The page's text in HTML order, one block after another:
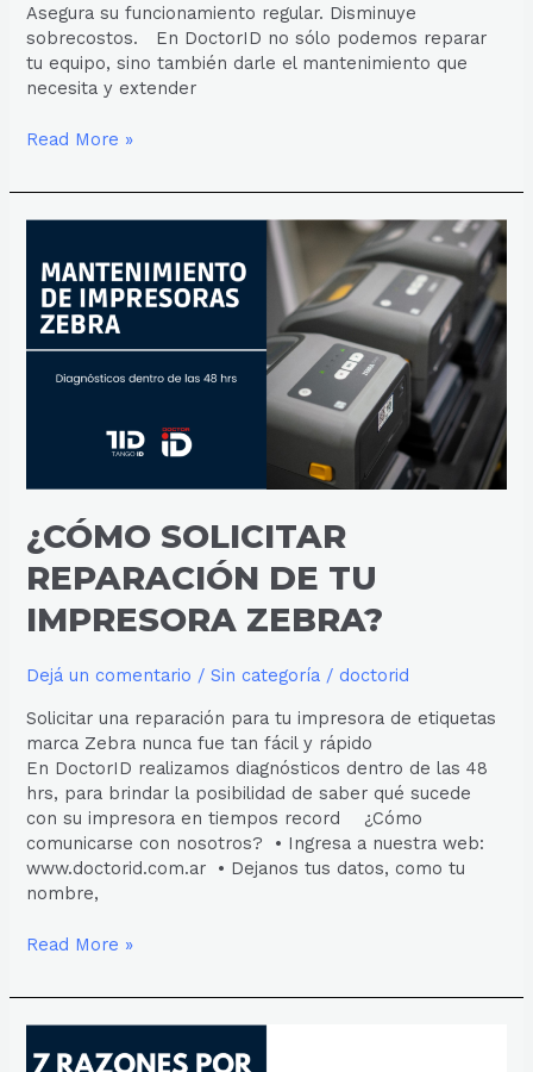
Asegura su funcionamiento regular. Disminuye
sobrecostos. En DoctorID no sólo podemos reparar
tu equipo, sino también darle el mantenimiento que
necesita y extender
Read More »
¿CÓMO SOLICITAR
REPARACIÓN DE TU
IMPRESORA ZEBRA?
Dejá un comentario /Sin categoría / doctorid
Solicitar una reparación para tu impresora de etiquetas
marca Zebra nunca fue tan fácil y rápido
En DoctorID realizamos diagnósticos dentro de las 48
hrs, para brindar la posibilidad de saber qué sucede
con su impresora en tiempos record ¿Cómo
comunicarse con nosotros? • Ingresa a nuestra web:
www.doctorid.com.ar • Dejanos tus datos, como tu
nombre,
REPARACIÓN
DE
TU
IMPRESORA
ZEBRA?
Read More »
razones